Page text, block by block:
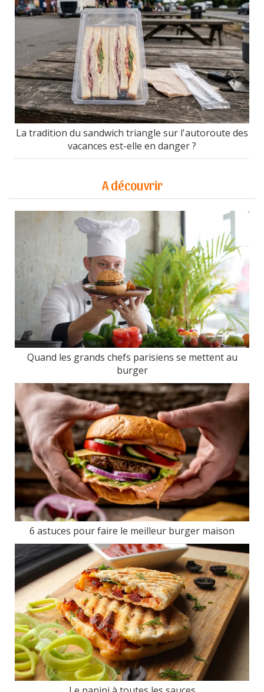
La tradition du sandwich triangle sur l'autoroute des
vacances est-elle en danger ?
A découvrir
Quand les grands chefs parisiens se mettent au
burger
6 astuces pour faire le meilleur burger maison